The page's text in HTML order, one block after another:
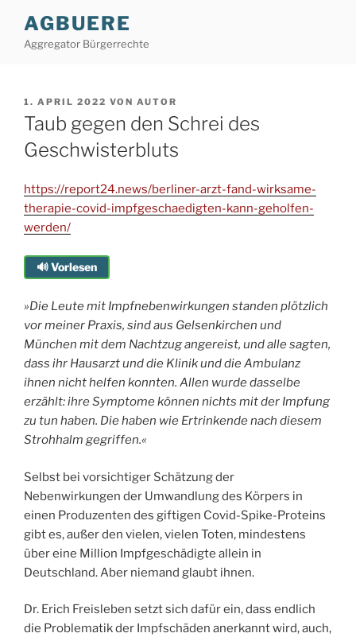
Inhalt
springen
AGBUERE
Aggregator Bürgerrechte
VERÖFFENTLICHT
AM
1. APRIL 2022 VON AUTOR
Taub gegen den Schrei des
Geschwisterbluts
https://report24.news/berliner-arzt-fand-wirksame-
therapie-covid-impfgeschaedigten-kann-geholfen-
werden/
🔊 Vorlesen
»Die Leute mit Impfnebenwirkungen standen plötzlich
vor meiner Praxis, sind aus Gelsenkirchen und
München mit dem Nachtzug angereist, und alle sagten,
dass ihr Hausarzt und die Klinik und die Ambulanz
ihnen nicht helfen konnten. Allen wurde dasselbe
erzählt: ihre Symptome können nichts mit der Impfung
zu tun haben. Die haben wie Ertrinkende nach diesem
Strohhalm gegriffen.«
Selbst bei vorsichtiger Schätzung der
Nebenwirkungen der Umwandlung des Körpers in
einen Produzenten des giftigen Covid-Spike-Proteins
gibt es, außer den vielen, vielen Toten, mindestens
über eine Million Impfgeschädigte allein in
Deutschland. Aber niemand glaubt ihnen.
Dr. Erich Freisleben setzt sich dafür ein, dass endlich
die Problematik der Impfschäden anerkannt wird, auch,